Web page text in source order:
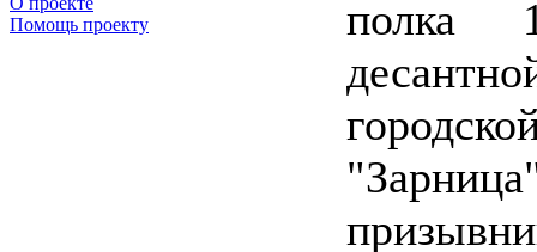
Помощь проекту
полка